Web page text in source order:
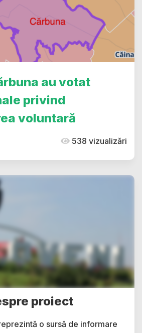
au votat
privind
voluntară
538 vizualizări
proiect
o sursă de informare